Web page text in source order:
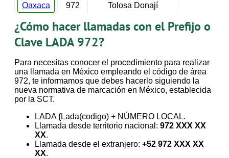
Oaxaca
972 Tolosa Donají
¿Cómo hacer llamadas con el Prefijo o
Clave LADA 972?
Para necesitas conocer el procedimiento para realizar
una llamada en México empleando el código de área
972, te informamos que debes hacerlo siguiendo la
nueva normativa de marcación en México, establecida
por la SCT.
LADA {Lada(codigo) + NÚMERO LOCAL.
Llamada desde territorio nacional: 972 XXX XX
XX.
Llamada desde el extranjero: +52 972 XXX XX
XX.